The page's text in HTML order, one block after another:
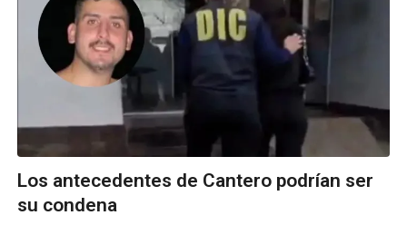
Los antecedentes de Cantero podrían ser
su condena